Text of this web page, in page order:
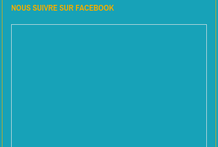
NOUS SUIVRE SUR FACEBOOK